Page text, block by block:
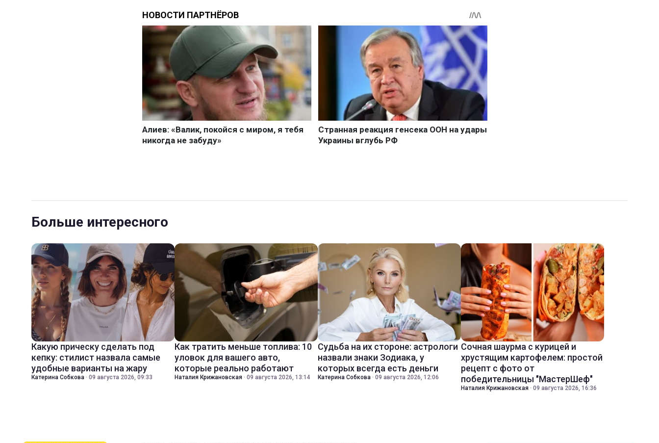
Больше интересного
Какую прическу сделать под
кепку: стилист назвала самые
удобные варианты на жару
Катерина Собкова · 09 августа 2026, 09:33
Как тратить меньше топлива: 10
уловок для вашего авто,
которые реально работают
Наталия Крижановская · 09 августа 2026, 13:14
Судьба на их стороне: астрологи
назвали знаки Зодиака, у
которых всегда есть деньги
Катерина Собкова · 09 августа 2026, 12:06
Сочная шаурма с курицей и
хрустящим картофелем: простой
рецепт с фото от
победительницы "МастерШеф"
Наталия Крижановская · 09 августа 2026, 16:36